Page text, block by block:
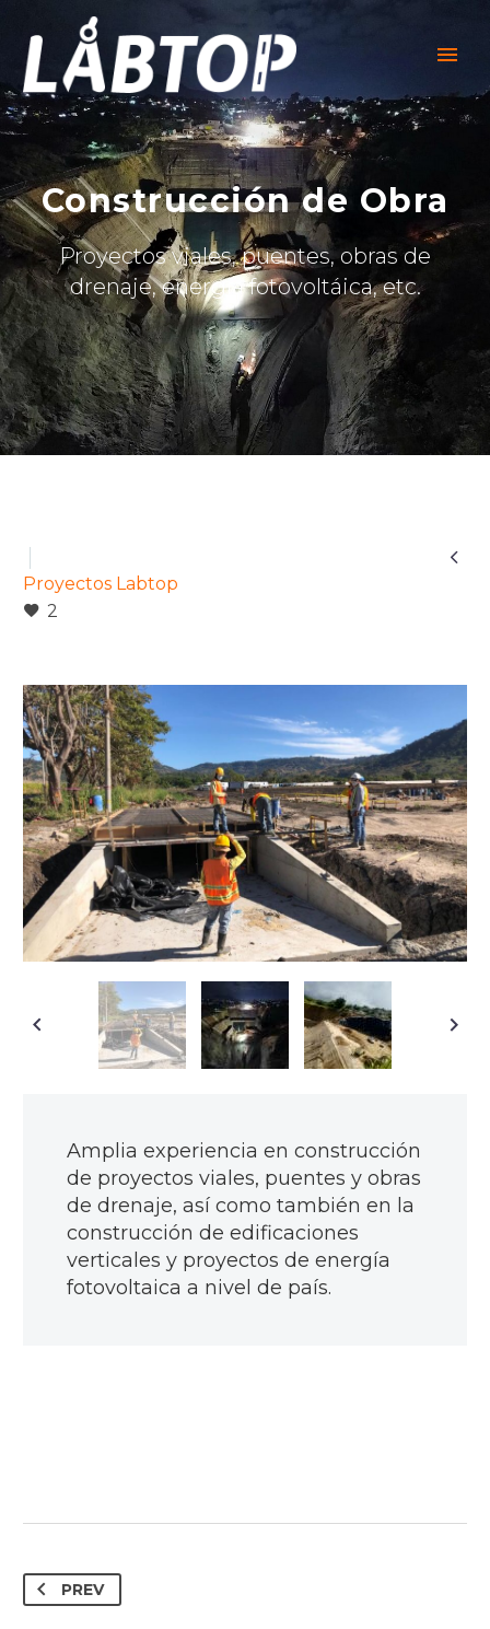
Construcción de Obra
Proyectos viales, puentes, obras de
drenaje, energía fotovoltáica, etc.

Proyectos Labtop
2
Amplia experiencia en construcción
de proyectos viales, puentes y obras
de drenaje, así como también en la
construcción de edificaciones
verticales y proyectos de energía
fotovoltaica a nivel de país.
PREV